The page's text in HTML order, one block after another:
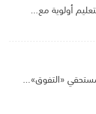
أولوية مع…
«التفوق»…